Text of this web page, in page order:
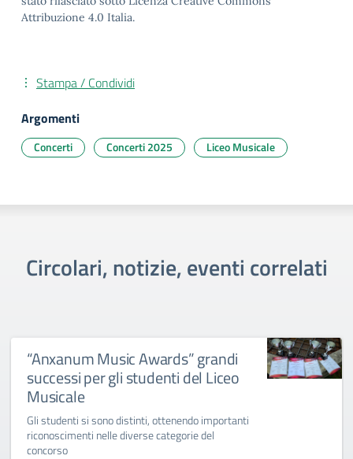
Attribuzione 4.0 Italia.
Stampa / Condividi
Argomenti
Concerti Concerti 2025 Liceo Musicale
Circolari, notizie, eventi correlati
“Anxanum Music Awards” grandi
successi per gli studenti del Liceo
Musicale
Gli studenti si sono distinti, ottenendo importanti
riconoscimenti nelle diverse categorie del
concorso